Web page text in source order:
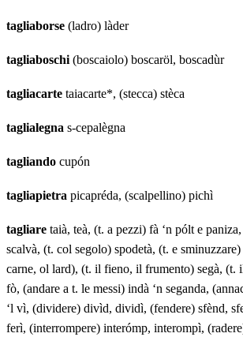
tagliaborse (ladro) làder
tagliaboschi (boscaiolo) boscaröl, boscadùr
tagliacarte taiacarte*, (stecca) stèca
taglialegna s-cepalègna
tagliando cupón
tagliapietra picapréda, (scalpellino) pichì
tagliare taià, teà, (t. a pezzi) fà ‘n pólt e
scalvà, (t. col segolo) spodetà, (t. e sminuzzare)
carne, ol lard), (t. il fieno, il frumento) segà, (t.
fò, (andare a t. le messi) indà ‘n seganda,
‘l vì, (dividere) divìd, dividì, (fendere) sfènd,
ferì, (interrompere) interómp, interompì,